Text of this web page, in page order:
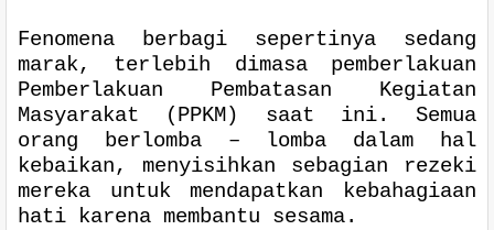
Fenomena berbagi sepertinya sedang
marak, terlebih dimasa pemberlakuan
Pemberlakuan Pembatasan Kegiatan
Masyarakat (PPKM) saat ini. Semua
orang berlomba – lomba dalam hal
kebaikan, menyisihkan sebagian rezeki
mereka untuk mendapatkan kebahagiaan
hati karena membantu sesama.